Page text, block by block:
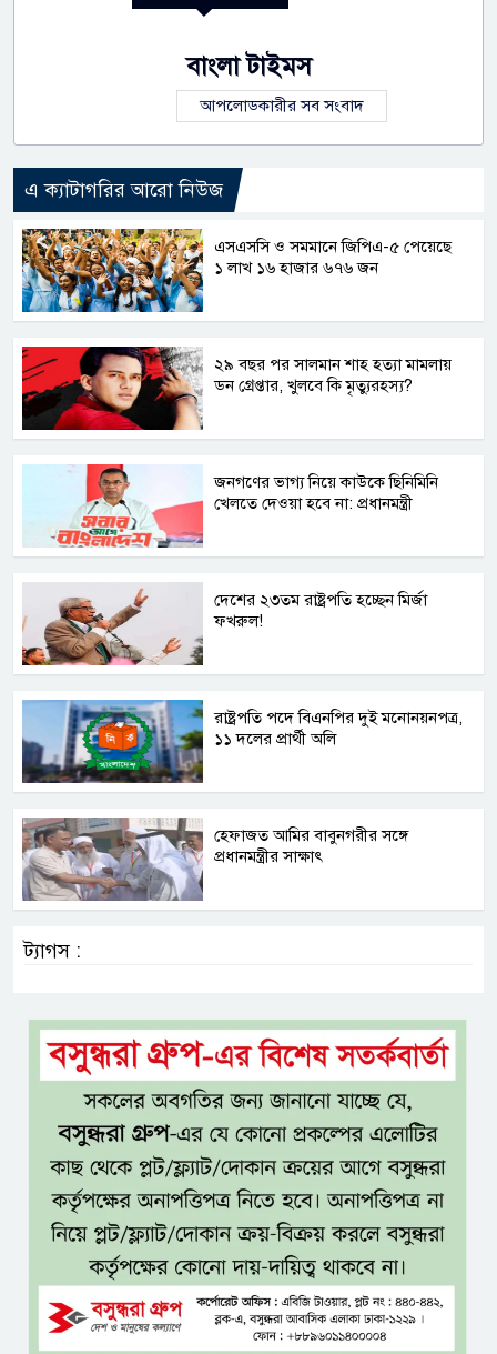
বাংলা টাইমস
আপলোডকারীর সব সংবাদ
এ ক্যাটাগরির আরো নিউজ
এসএসসি ও সমমানে জিপিএ-৫ পেয়েছে
১ লাখ ১৬ হাজার ৬৭৬ জন
২৯ বছর পর সালমান শাহ হত্যা মামলায়
ডন গ্রেপ্তার, খুলবে কি মৃত্যুরহস্য?
জনগণের ভাগ্য নিয়ে কাউকে ছিনিমিনি
খেলতে দেওয়া হবে না: প্রধানমন্ত্রী
দেশের ২৩তম রাষ্ট্রপতি হচ্ছেন মির্জা
ফখরুল!
রাষ্ট্রপতি পদে বিএনপির দুই মনোনয়নপত্র,
১১ দলের প্রার্থী অলি
হেফাজত আমির বাবুনগরীর সঙ্গে
প্রধানমন্ত্রীর সাক্ষাৎ
ট্যাগস :